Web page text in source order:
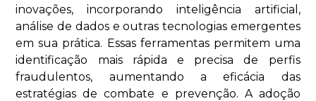
inovações, incorporando inteligência artificial,
análise de dados e outras tecnologias emergentes
em sua prática. Essas ferramentas permitem uma
identificação mais rápida e precisa de perfis
fraudulentos, aumentando a eficácia das
estratégias de combate e prevenção. A adoção